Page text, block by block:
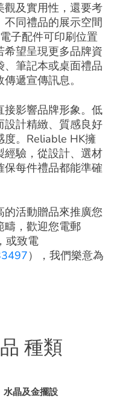
觀及實用性，還要考
同禮品的展示空間
子配件可印刷位置
望呈現更多品牌資
筆記本或桌面禮品
遞宣傳訊息。
接影響品牌形象。低
設計精緻、質感良好
度。Reliable HK擁
經驗，從設計、選材
保每件禮品都能準確
的活動贈品來推廣您
疇，歡迎您電郵
或致電
），我們樂意為
種類
水晶及金擺設